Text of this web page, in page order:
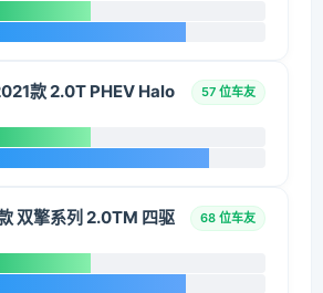
款 2.0T PHEV Halo
57 位车友
双擎系列 2.0TM 四驱
68 位车友